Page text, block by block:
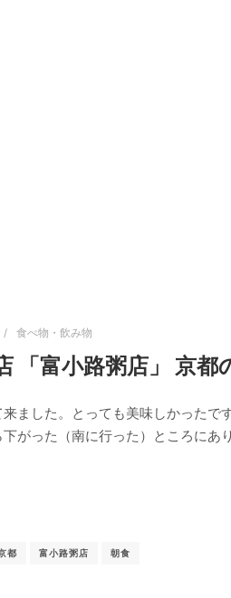
食べ物・飲み物
「富小路粥店」 京都
ました。とっても美味しかったで
下がった（南に行った）ところに
都 富小路粥店 朝食